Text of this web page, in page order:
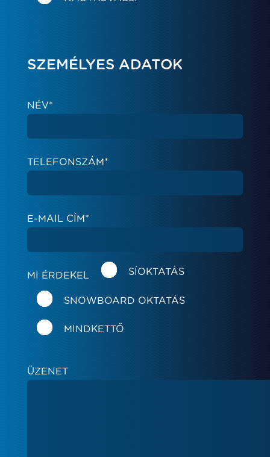
SZEMÉLYES ADATOK
NÉV*
TELEFONSZÁM*
E-MAIL CÍM*
MI ÉRDEKEL SÍOKTATÁS
SNOWBOARD OKTATÁS
MINDKETTŐ
ÜZENET